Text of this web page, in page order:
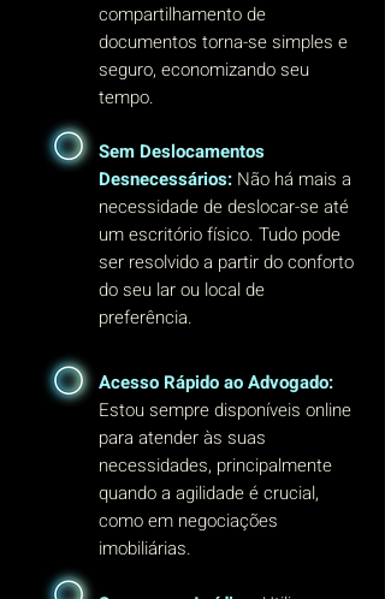
compartilhamento de
documentos torna-se simples e
seguro, economizando seu
tempo.
Sem Deslocamentos
Desnecessários: Não há mais a
necessidade de deslocar-se até
um escritório físico. Tudo pode
ser resolvido a partir do conforto
do seu lar ou local de
preferência.
Acesso Rápido ao Advogado:
Estou sempre disponíveis online
para atender às suas
necessidades, principalmente
quando a agilidade é crucial,
como em negociações
imobiliárias.